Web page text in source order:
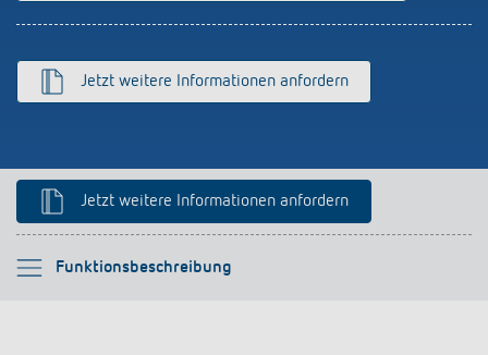
Jetzt weitere Informationen anfordern
Jetzt weitere Informationen anfordern
Funktionsbeschreibung
Bitte auswählen